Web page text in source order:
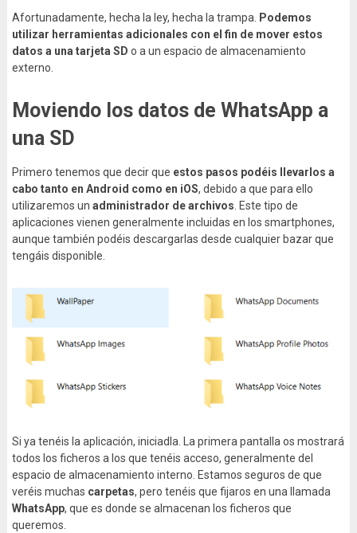
Afortunadamente, hecha la ley, hecha la trampa.
Podemos
utilizar herramientas adicionales con el fin de mover estos
datos a una tarjeta SD o a un espacio de almacenamiento
externo.
Moviendo los datos de WhatsApp a
una SD
Primero tenemos que decir que estos pasos podéis llevarlos a
cabo tanto en Android como en iOS, debido a que para ello
utilizaremos un administrador de archivos . Este tipo de
aplicaciones vienen generalmente incluidas en los smartphones,
aunque también podéis descargarlas desde cualquier bazar que
tengáis disponible.
Si ya tenéis la aplicación, iniciadla. La primera pantalla os mostrará
todos los ficheros a los que tenéis acceso, generalmente del
espacio de almacenamiento interno. Estamos seguros de que
veréis muchas carpetas, pero tenéis que fijaros en una llamada
WhatsApp, que es donde se almacenan los ficheros que
queremos.